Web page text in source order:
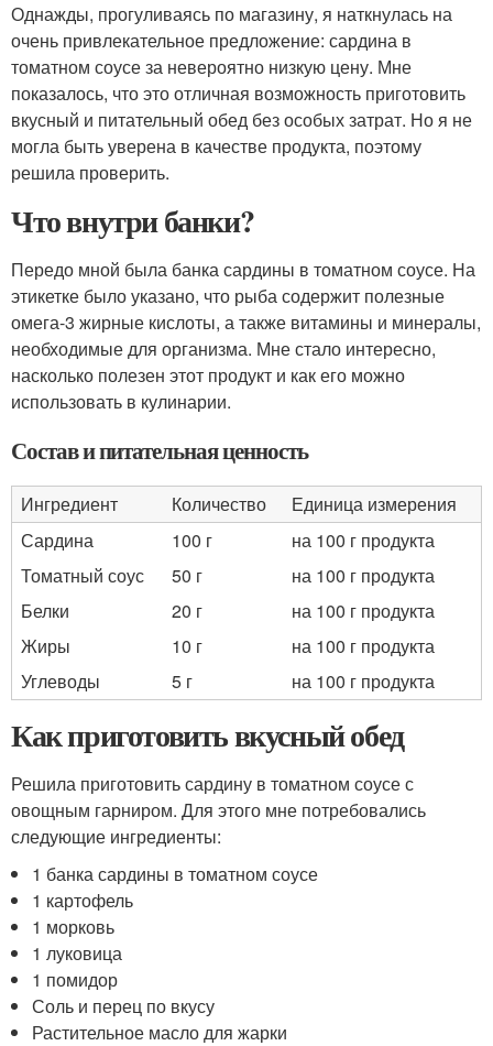
Однажды, прогуливаясь по магазину, я наткнулась на
очень привлекательное предложение: сардина в
томатном соусе за невероятно низкую цену. Мне
показалось, что это отличная возможность приготовить
вкусный и питательный обед без особых затрат. Но я не
могла быть уверена в качестве продукта, поэтому
решила проверить.
Что внутри банки?
Передо мной была банка сардины в томатном соусе. На
этикетке было указано, что рыба содержит полезные
омега-3 жирные кислоты, а также витамины и минералы,
необходимые для организма. Мне стало интересно,
насколько полезен этот продукт и как его можно
использовать в кулинарии.
Состав и питательная ценность
Ингредиент Количество
Единица измерения
Сардина
100 г
на 100 г продукта
Томатный соус
50 г
на 100 г продукта
Белки
20 г
на 100 г продукта
Жиры
10 г
на 100 г продукта
Углеводы
5 г на 100 г продукта
Как приготовить вкусный обед
Решила приготовить сардину в томатном соусе с
овощным гарниром. Для этого мне потребовались
следующие ингредиенты:
1 банка сардины в томатном соусе
1 картофель
1 морковь
1 луковица
1 помидор
Соль и перец по вкусу
Растительное масло для жарки